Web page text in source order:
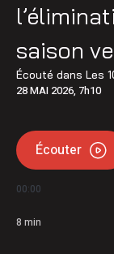
saison
Écouté dans Les
28 MAI 2026, 7h10
Écouter
00:00
8 min